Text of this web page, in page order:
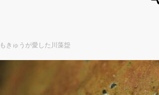
もきゅうが愛した川藻盌